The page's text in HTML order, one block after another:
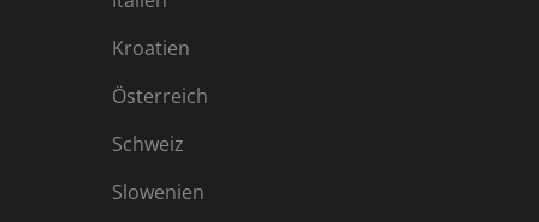
Kroatien
Österreich
Schweiz
Slowenien